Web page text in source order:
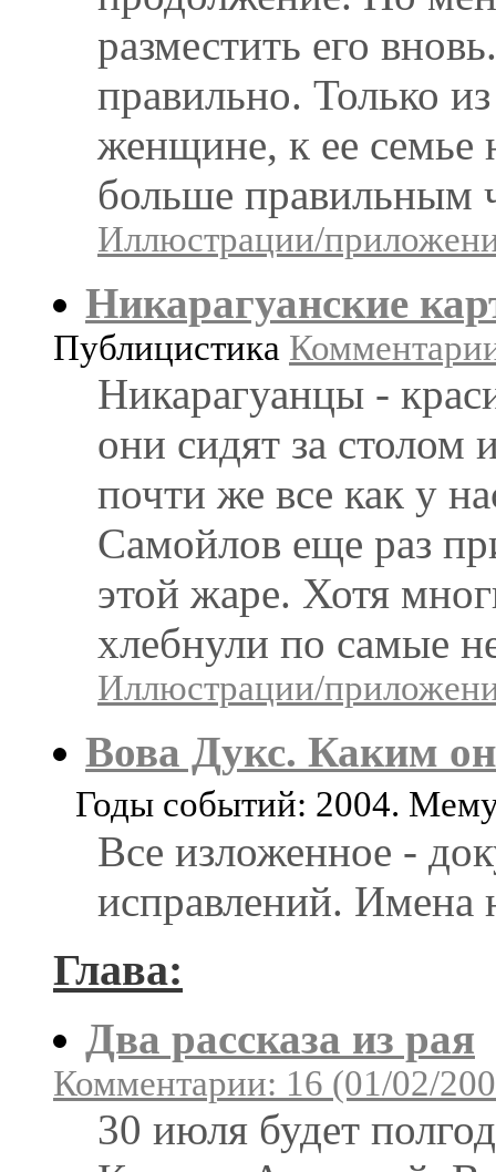
разместить его
правильно. Только
женщине, к ее семье
больше правильным
Иллюстрации/
Никарагуанские
Публицистика
Никарагуанцы -
они сидят за столом
почти же все как у
Самойлов еще раз
этой жаре. Хотя
хлебнули по самые
Иллюстрации/
Вова Дукс. Каким
Годы событий: 2004.
Все изложенное -
исправлений. Имена
Глава:
Два рассказа из рая
Комментарии: 16 (01/02/
30 июля будет